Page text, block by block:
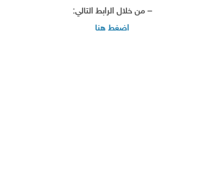
– من خلال الرابط التالي:
اضغط هنا